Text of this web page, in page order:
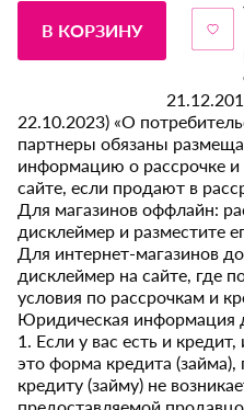
В КОРЗИНУ
22.10.2023) «О
партнеры обязаны
информацию о рассрочке и
сайте, если продают в
Для магазинов оффлайн:
дисклеймер и разместите
Для интернет-магазинов
дисклеймер на сайте, где
условия по рассрочкам и
Юридическая информация
1. Если у вас есть и
это форма кредита
кредиту (займу) не